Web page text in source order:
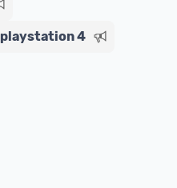
playstation 4